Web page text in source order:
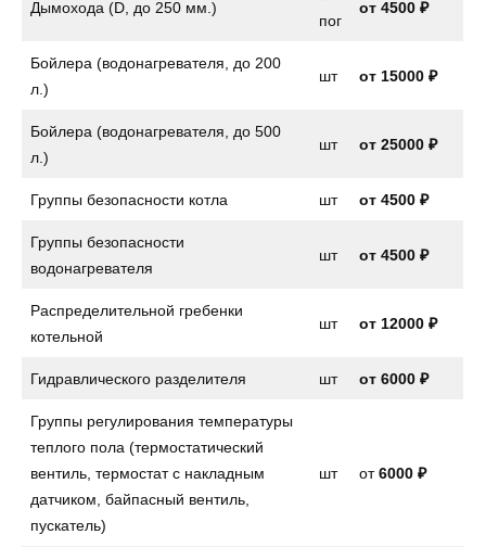
Дымохода (D, до 250 мм.)
пог
от 4500 ₽
Бойлера (водонагревателя, до 200
л.)
шт от 15000 ₽
Бойлера (водонагревателя, до 500
л.)
шт от 25000 ₽
Группы безопасности котла шт от 4500 ₽
Группы безопасности
водонагревателя
шт от 4500 ₽
Распределительной гребенки
котельной
шт от 12000 ₽
Гидравлического разделителя шт от 6000 ₽
Группы регулирования температуры
теплого пола (термостатический
вентиль, термостат с накладным
датчиком, байпасный вентиль,
пускатель)
шт от6000 ₽